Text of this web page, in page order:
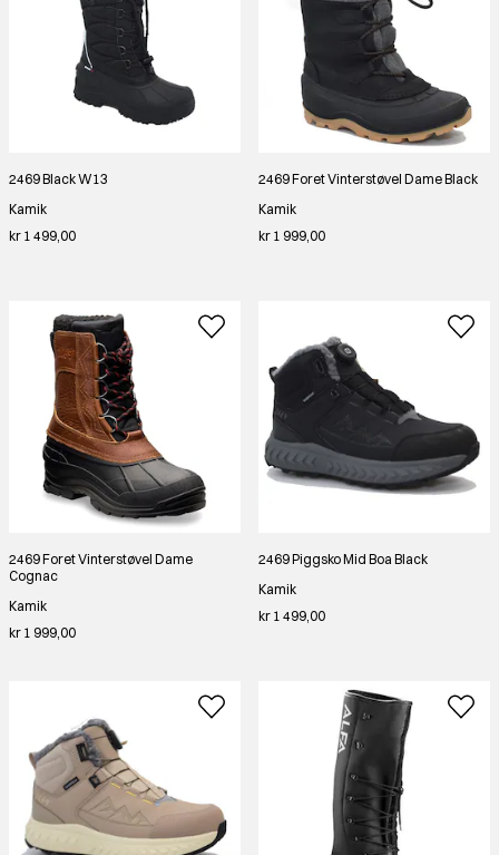
2469 Black W13
Kamik
kr 1 499,00
2469 Foret Vinterstøvel Dame Black
Kamik
kr 1 999,00
2469 Foret Vinterstøvel Dame
Cognac
Kamik
kr 1 999,00
2469 Piggsko Mid Boa Black
Kamik
kr 1 499,00